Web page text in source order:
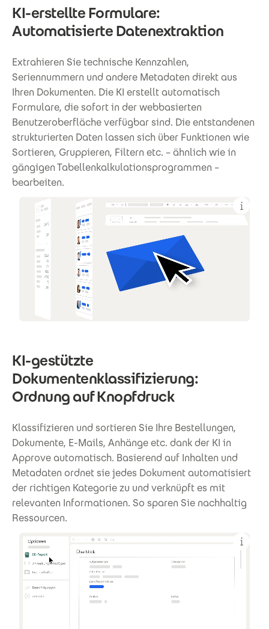
KI-erstellte Formulare:
Automatisierte Datenextraktion
Extrahieren Sie technische Kennzahlen,
Seriennummern und andere Metadaten direkt aus
Ihren Dokumenten. Die KI erstellt automatisch
Formulare, die sofort in der webbasierten
Benutzeroberfläche verfügbar sind. Die entstandenen
strukturierten Daten lassen sich über Funktionen wie
Sortieren, Gruppieren, Filtern etc. – ähnlich wie in
gängigen Tabellenkalkulationsprogrammen –
bearbeiten.
KI-gestützte
Dokumentenklassifizierung:
Ordnung auf Knopfdruck
Klassifizieren und sortieren Sie Ihre Bestellungen,
Dokumente, E-Mails, Anhänge etc. dank der KI in
Approve automatisch. Basierend auf Inhalten und
Metadaten ordnet sie jedes Dokument automatisiert
der richtigen Kategorie zu und verknüpft es mit
relevanten Informationen. So sparen Sie nachhaltig
Ressourcen.